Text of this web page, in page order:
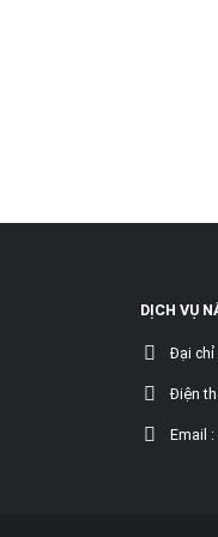
DỊCH VỤ
Đại chỉ
Điện
Email :